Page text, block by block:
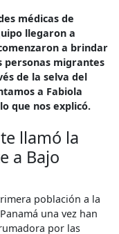
médicas de
llegaron a
a brindar
personas migrantes
de la selva del
a Fabiola
que nos explicó.
llamó la
a Bajo
población a la
una vez han
por las